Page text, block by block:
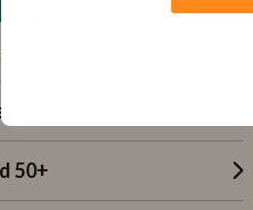
50+